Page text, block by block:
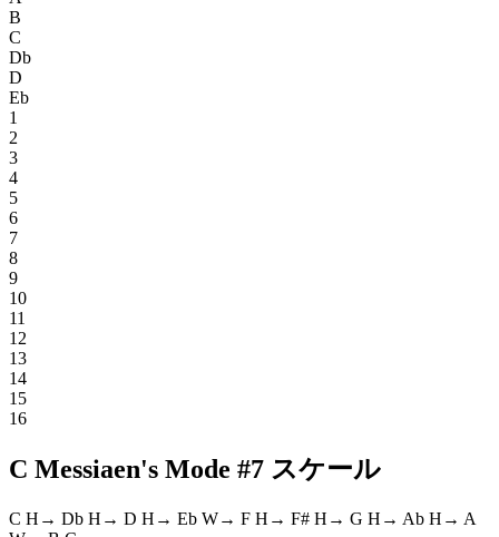
B
C
Db
D
Eb
1
2
3
4
5
6
7
8
9
10
11
12
13
14
15
16
C Messiaen's Mode #7 スケール
C H → Db H → D H → Eb W→ F H → F# H → G H → Ab H → A